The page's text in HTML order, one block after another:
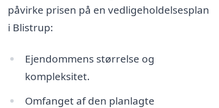
påvirke prisen på en vedligeholdelsesplan
i Blistrup:
Ejendommens størrelse og
kompleksitet.
Omfanget af den planlagte